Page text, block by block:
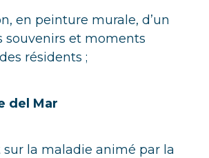
en peinture murale, d’un
souvenirs et moments
résidents ;
del Mar
la maladie animé par la